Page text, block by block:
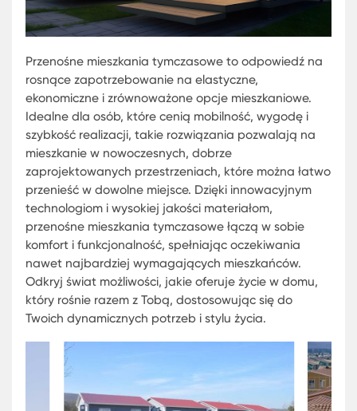
Przenośne mieszkania tymczasowe to
rosnące zapotrzebowanie na elastyczne,
ekonomiczne i zrównoważone opcje
Idealne dla osób, które cenią mobilność, wygodę
szybkość realizacji, takie rozwiązania pozwalają
mieszkanie w nowoczesnych, dobrze
zaprojektowanych przestrzeniach, które można
przenieść w dowolne miejsce. Dzięki
technologiom i wysokiej jakości materiałom,
przenośne mieszkania tymczasowe łączą w sobie
komfort i funkcjonalność, spełniając oczekiwania
nawet najbardziej wymagających mieszkańców.
Odkryj świat możliwości, jakie oferuje życie w